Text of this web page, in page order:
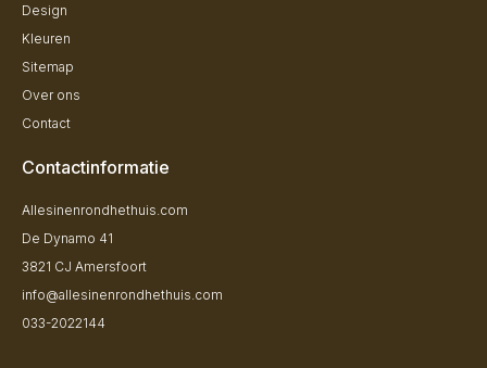
Design
Kleuren
Sitemap
Over ons
Contact
Contactinformatie
Allesinenrondhethuis.com
De Dynamo 41
3821 CJ Amersfoort
info@allesinenrondhethuis.com
033-2022144